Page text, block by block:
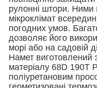
рулонні штори.
мікроклімат
погодних умов.
дозволяє його
морі або на садовій
Намет виготовлений з
матеріалу 68D 190T
поліуретановим